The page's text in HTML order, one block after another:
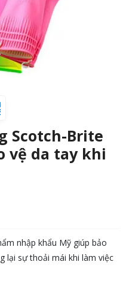
Scotch-Brite
vệ da tay khi
nhập khẩu Mỹ giúp bảo
lại sự thoải mái khi làm việc